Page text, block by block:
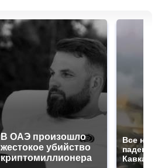
В ОАЭ произошло
жестокое убийство
криптомиллионера
Все